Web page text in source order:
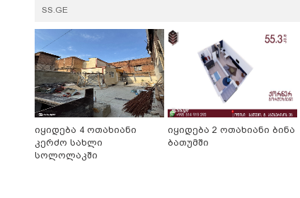
SS.GE
იყიდება 4 ოთახიანი
კერძო სახლი
სოლოლაკში
იყიდება 2 ოთახიანი ბინა
ბათუმში